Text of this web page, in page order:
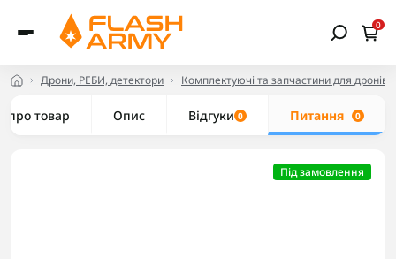
0
Дрони, РЕБИ, детектори Комплектуючі та запчастини для дронів
про товар Опис Відгуки 0 Питання 0
Під замовлення